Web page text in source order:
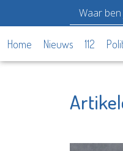
Home Nieuws 112